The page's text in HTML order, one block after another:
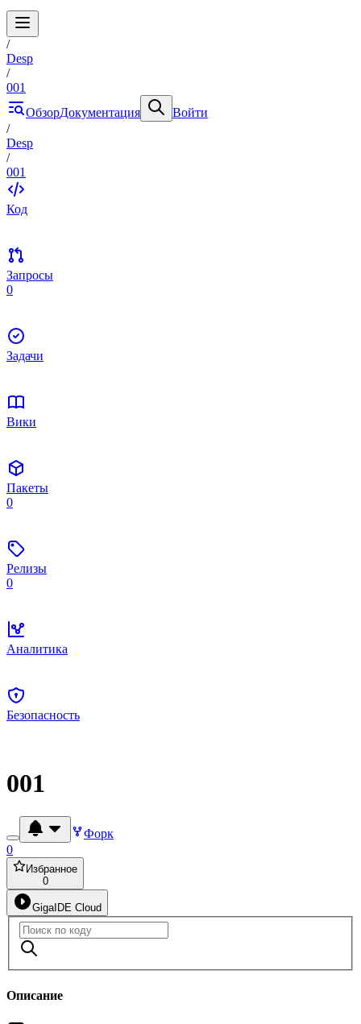
/
Desp
/
001
ОбзорДокументация
Войти
/
Desp
/
001
Код
Запросы
0
Задачи
Вики
Пакеты
0
Релизы
0
Аналитика
Безопасность
001
Форк
0
Избранное
0
GigaIDE Cloud
Описание